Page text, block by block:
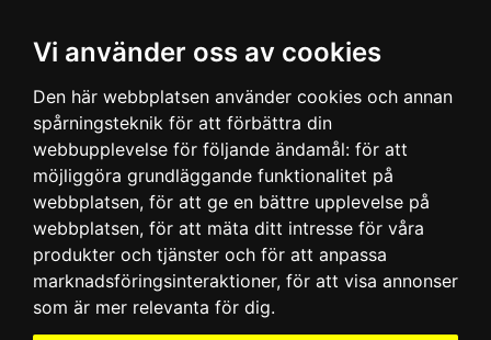
Vi använder oss av cookies
Den här webbplatsen använder cookies och annan
spårningsteknik för att förbättra din
webbupplevelse för följande ändamål: för att
möjliggöra grundläggande funktionalitet på
webbplatsen, för att ge en bättre upplevelse på
webbplatsen, för att mäta ditt intresse för våra
produkter och tjänster och för att anpassa
marknadsföringsinteraktioner, för att visa annonser
som är mer relevanta för dig.